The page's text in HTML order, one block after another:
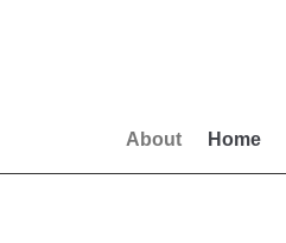
About Home